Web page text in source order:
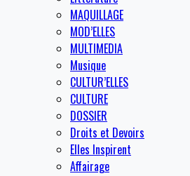
MAQUILLAGE
MOD’ELLES
MULTIMEDIA
Musique
CULTUR’ELLES
CULTURE
DOSSIER
Droits et Devoirs
Elles Inspirent
Affairage